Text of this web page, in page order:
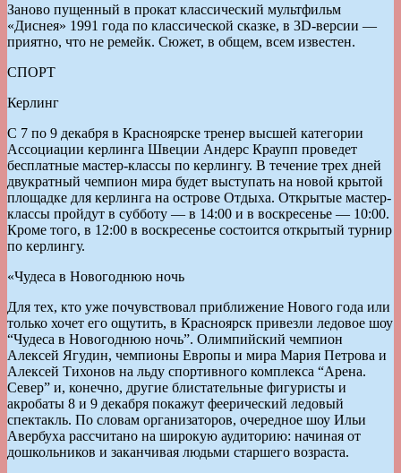
Заново пущенный в прокат классический мультфильм
«Диснея» 1991 года по классической сказке, в 3D-версии —
приятно, что не ремейк. Сюжет, в общем, всем известен.
СПОРТ
Керлинг
С 7 по 9 декабря в Красноярске тренер высшей категории
Ассоциации керлинга Швеции Андерс Краупп проведет
бесплатные мастер-классы по керлингу. В течение трех дней
двукратный чемпион мира будет выступать на новой крытой
площадке для керлинга на острове Отдыха. Открытые мастер-
классы пройдут в субботу — в 14:00 и в воскресенье — 10:00.
Кроме того, в 12:00 в воскресенье состоится открытый турнир
по керлингу.
«Чудеса в Новогоднюю ночь
Для тех, кто уже почувствовал приближение Нового года или
только хочет его ощутить, в Красноярск привезли ледовое шоу
“Чудеса в Новогоднюю ночь”. Олимпийский чемпион
Алексей Ягудин, чемпионы Европы и мира Мария Петрова и
Алексей Тихонов на льду спортивного комплекса “Арена.
Север” и, конечно, другие блистательные фигуристы и
акробаты 8 и 9 декабря покажут феерический ледовый
спектакль. По словам организаторов, очередное шоу Ильи
Авербуха рассчитано на широкую аудиторию: начиная от
дошкольников и заканчивая людьми старшего возраста.